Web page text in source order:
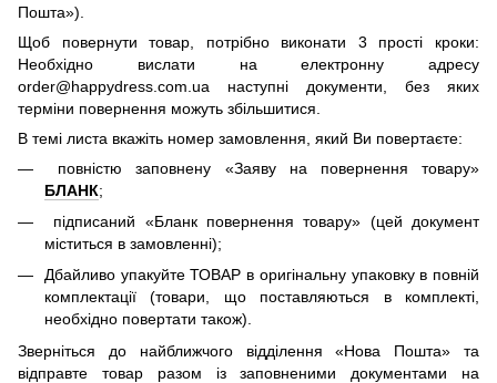
Пошта»).
Щоб повернути товар, потрібно виконати 3 прості кроки:
Необхідно вислати на електронну адресу
order@happydress.com.ua наступні документи, без яких
терміни повернення можуть збільшитися.
В темі листа вкажіть номер замовлення, який Ви повертаєте:
повністю заповнену «Заяву на повернення товару»
БЛАНК;
підписаний «Бланк повернення товару» (цей документ
міститься в замовленні);
Дбайливо упакуйте ТОВАР в оригінальну упаковку в повній
комплектації (товари, що поставляються в комплекті,
необхідно повертати також).
Зверніться до найближчого відділення «Нова Пошта» та
відправте товар разом із заповненими документами на